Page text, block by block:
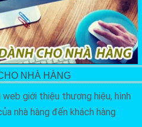
NHÀ HÀNG
giới thiệu thương hiệu, hình
nhà hàng đến khách hàng